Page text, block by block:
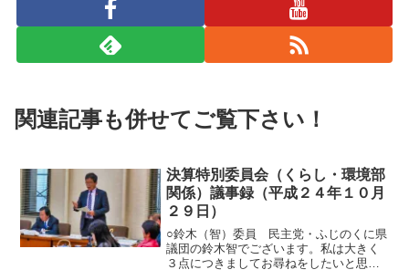
関連記事も併せてご覧下さい！
決算特別委員会（くらし・環境部
関係）議事録（平成２４年１０月
２９日）
○鈴木（智）委員 民主党・ふじのくに県
議団の鈴木智でございます。私は大きく
３点につきましてお尋ねをしたいと思い